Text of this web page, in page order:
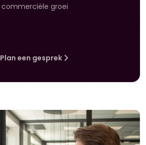
commerciële groei
Plan een gesprek